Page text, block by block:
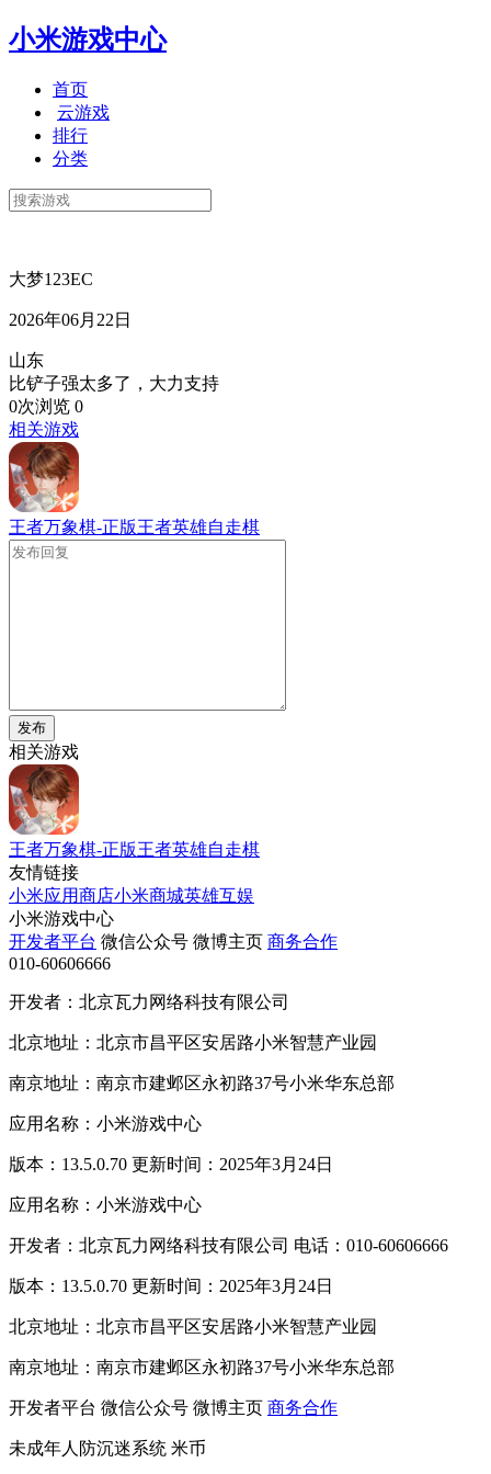
小米游戏中心
首页
云游戏
排行
分类
大梦123EC
2026年06月22日
山东
比铲子强太多了，大力支持
0次浏览 0
相关游戏
王者万象棋-正版王者英雄自走棋
发布
相关游戏
王者万象棋-正版王者英雄自走棋
友情链接
小米应用商店小米商城英雄互娱
小米游戏中心
开发者平台 微信公众号 微博主页 商务合作
010-60606666
开发者：北京瓦力网络科技有限公司
北京地址：北京市昌平区安居路小米智慧产业园
南京地址：南京市建邺区永初路37号小米华东总部
应用名称：小米游戏中心
版本：13.5.0.70 更新时间：2025年3月24日
应用名称：小米游戏中心
开发者：北京瓦力网络科技有限公司 电话：010-60606666
版本：13.5.0.70 更新时间：2025年3月24日
北京地址：北京市昌平区安居路小米智慧产业园
南京地址：南京市建邺区永初路37号小米华东总部
开发者平台 微信公众号 微博主页 商务合作
未成年人防沉迷系统 米币